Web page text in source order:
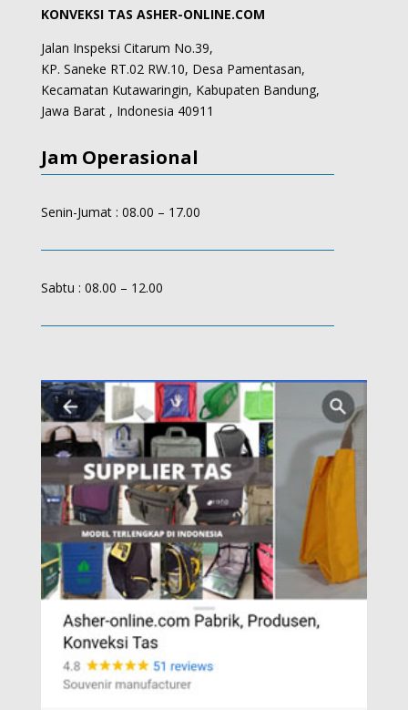
KONVEKSI TAS ASHER-ONLINE.COM
Jalan Inspeksi Citarum No.39,
KP. Saneke RT.02 RW.10, Desa Pamentasan,
Kecamatan Kutawaringin, Kabupaten Bandung,
Jawa Barat , Indonesia 40911
Jam Operasional
Senin-Jumat : 08.00 – 17.00
Sabtu : 08.00 – 12.00